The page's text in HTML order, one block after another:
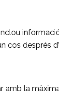
cos després
la